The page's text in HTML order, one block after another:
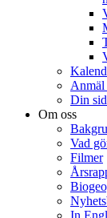
Anmäl
Din
Om oss
Vad
Filmer
In